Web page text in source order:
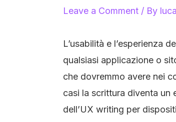
Leave a Comment / By luca
L’usabilità e l’esperienza
qualsiasi applicazione o
che dovremmo avere nei
casi la scrittura diventa un
dell’UX writing per